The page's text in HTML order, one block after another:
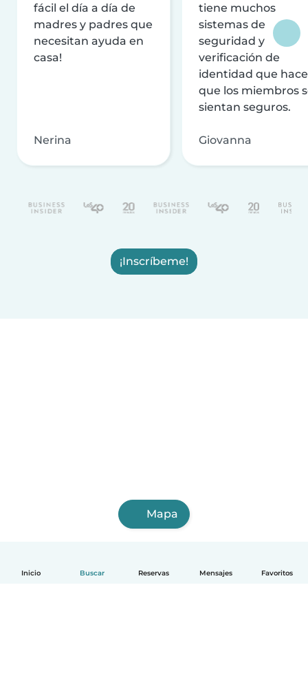
Inicio Buscar Reservas Mensajes Favoritos
fácil el día a día de
madres y padres que
necesitan ayuda en
casa!
Nerina
tiene muchos
sistemas de
seguridad y
verificación de
identidad que
que los miembros
sientan seguros.
Giovanna
¡Inscríbeme!
Mapa